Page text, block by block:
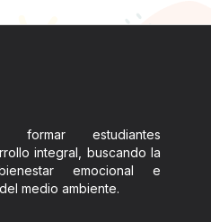
estudiantes
integral, buscando la
emocional e
medio ambiente.